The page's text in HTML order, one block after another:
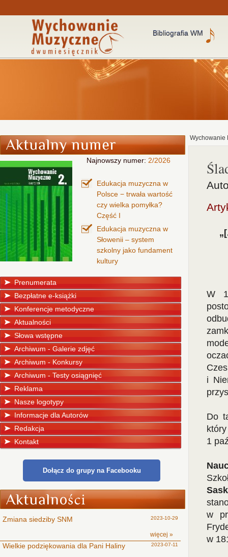
Bibliografia WM
Najnowszy numer: 2/2026
Edukacja muzyczna w
Polsce − trwała wartość
czy wielka pomyłka?
Część I
Edukacja muzyczna w
Słowenii – system
szkolny jako fundament
kultury
Prenumerata
Bezpłatne e-książki
Konferencje metodyczne
Aktualności
Słowa wstępne
Archiwum - Galerie zdjęć
Archiwum - Konkursy
Archiwum - Testy osiągnięć
Reklama
Nasze logotypy
Informacje dla Autorów
Redakcja
Kontakt
Dołącz do grupy na Facebooku
Zmiana siedziby SNM 2023-10-29
więcej »
Wielkie podziękowania dla Pani Haliny 2023-07-11
Wychowanie
W
i
Do
1
w
w